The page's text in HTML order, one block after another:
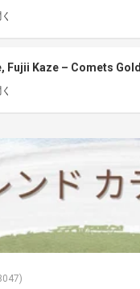
Fujii Kaze – Comets Gold